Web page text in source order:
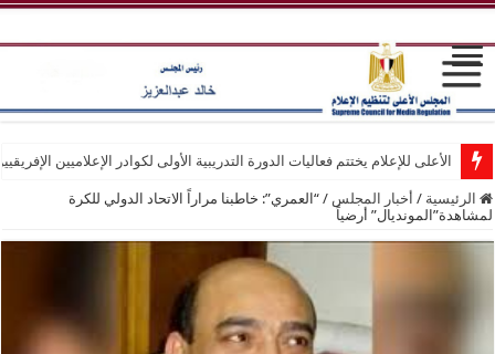
الأعلى للإعلام يختتم فعاليات الدورة التدريبية الأولى لكوادر الإعلاميين
الرئيسية / أخبار المجلس / “العمري”: خاطبنا مراراً الاتحاد الدولي للكرة
لمشاهدة”المونديال” أرضياً